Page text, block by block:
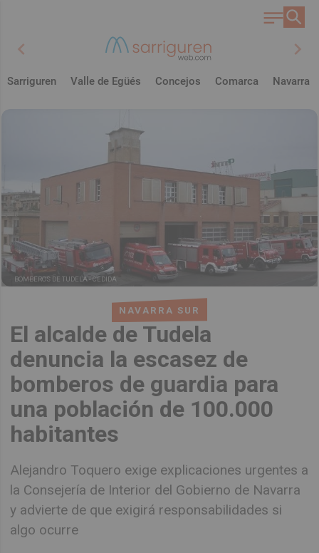
chevron_left chevron_right
Sarriguren Valle de Egüés Concejos Comarca Navarra
NAVARRA SUR
El alcalde de Tudela
denuncia la escasez de
bomberos de guardia para
una población de 100.000
habitantes
Alejandro Toquero exige explicaciones urgentes a
la Consejería de Interior del Gobierno de Navarra
y advierte de que exigirá responsabilidades si
algo ocurre
BOMBEROS DE TUDELA -CEDIDA